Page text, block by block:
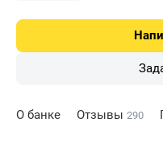
О банке Отзывы 290